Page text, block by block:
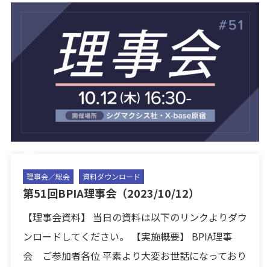
理事会／総会 資料ダウンロード
第51回BPIA理事会（2023/10/12）
【理事会資料】 当日の資料は以下のリンクよりダウ
ンロードしてください。 【実施概要】 BPIA理事
会 ご参加者各位 平素より大変お世話になっており